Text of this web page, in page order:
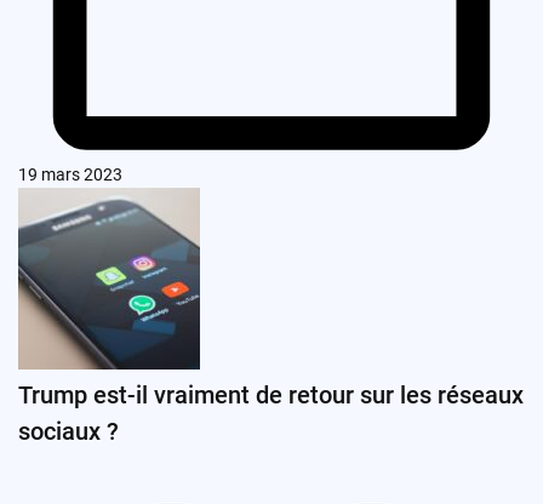
19 mars 2023
Trump est-il vraiment de retour sur les réseaux
sociaux ?